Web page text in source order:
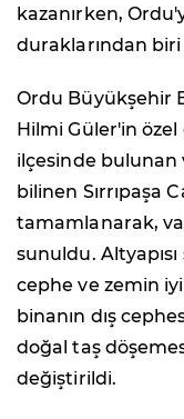
kazanırken,
duraklarından
Ordu Büyükşehir
Hilmi Güler'in
ilçesinde bulunan
bilinen Sırrıpaşa
tamamlanarak,
sunuldu.
cephe ve zemin
binanın dış
doğal taş
değiştirildi.